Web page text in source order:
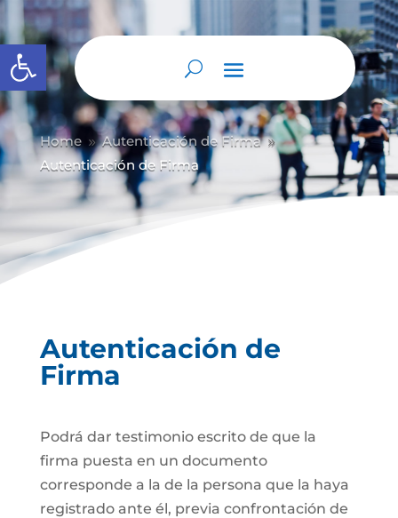
Abrir barra de herramientas
Home 9 Autenticación de Firma 9
Autenticación de Firma
Autenticación de
Firma
Podrá dar testimonio escrito de que la
firma puesta en un documento
corresponde a la de la persona que la haya
registrado ante él, previa confrontación de